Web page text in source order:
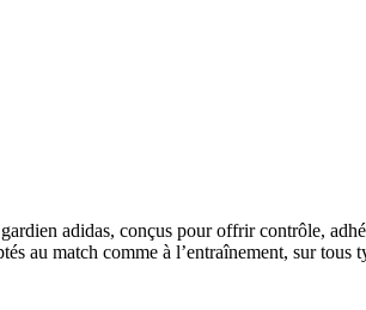
adidas, conçus pour offrir contrôle,
au match comme à l’entraînement, sur tous